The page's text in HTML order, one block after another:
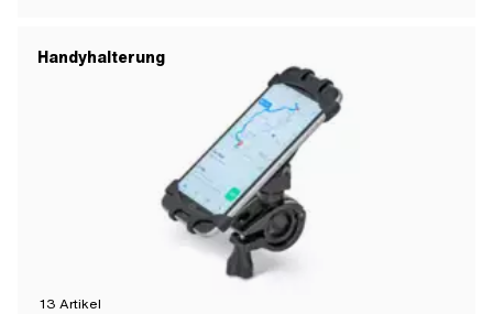
Handyhalterung
13 Artikel